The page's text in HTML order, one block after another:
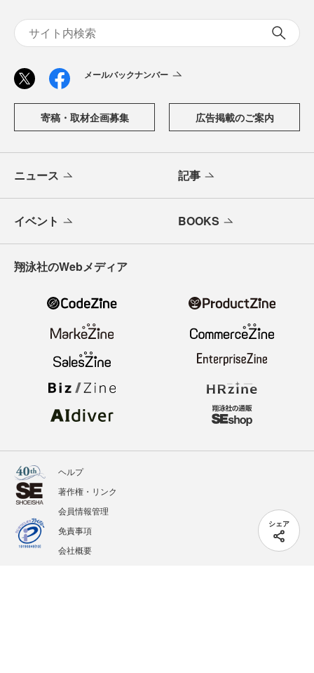
シェア
メールバックナンバー
寄稿・取材企画募集 広告掲載のご案内
ニュース 記事
イベント BOOKS
翔泳社のWebメディア
ヘルプ
著作権・リンク
会員情報管理
免責事項
会社概要